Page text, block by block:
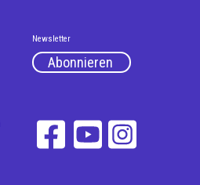
Newsletter
Abonnieren